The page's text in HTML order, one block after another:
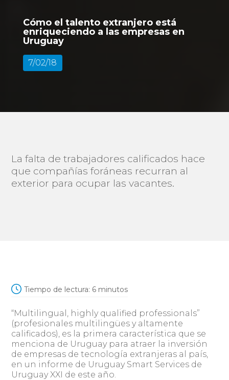
Cómo el talento extranjero está
enriqueciendo a las empresas en
Uruguay
7/02/18
La falta de trabajadores calificados hace
que compañías foráneas recurran al
exterior para ocupar las vacantes.
Tiempo de lectura: 6 minutos
“Multilingual, highly qualified professionals”
(profesionales multilingües y altamente
calificados), es la primera característica que se
menciona de Uruguay para atraer la inversión
de empresas de tecnología extranjeras al país,
en un informe de Uruguay Smart Services de
Uruguay XXI de este año.